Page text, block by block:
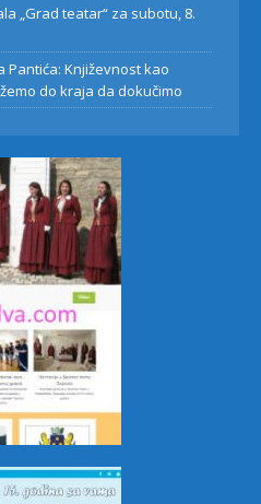
„Grad teatar“ za subotu, 8.
Pantića: Književnost kao
do kraja da dokučimo